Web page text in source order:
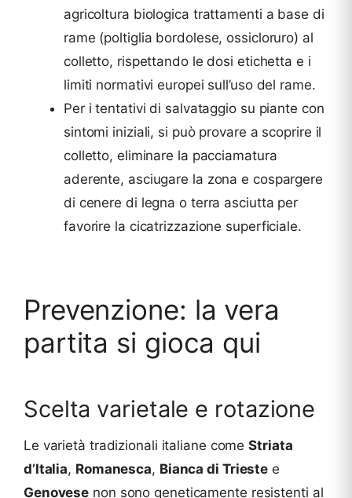
agricoltura biologica trattamenti a base di
rame (poltiglia bordolese, ossicloruro) al
colletto, rispettando le dosi etichetta e i
limiti normativi europei sull’uso del rame.
Per i tentativi di salvataggio su piante con
sintomi iniziali, si può provare a scoprire il
colletto, eliminare la pacciamatura
aderente, asciugare la zona e cospargere
di cenere di legna o terra asciutta per
favorire la cicatrizzazione superficiale.
Prevenzione: la vera
partita si gioca qui
Scelta varietale e rotazione
Le varietà tradizionali italiane comeStriata
d’Italia, Romanesca, Bianca di Trieste e
Genovese non sono geneticamente resistenti al